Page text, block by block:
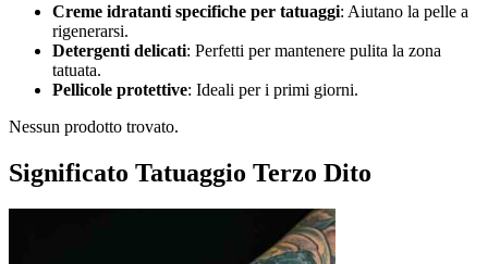
Creme idratanti specifiche per tatuaggi: Aiutano la pelle a
rigenerarsi.
Detergenti delicati: Perfetti per mantenere pulita la zona
tatuata.
Pellicole protettive: Ideali per i primi giorni.
Nessun prodotto trovato.
Significato Tatuaggio Terzo Dito